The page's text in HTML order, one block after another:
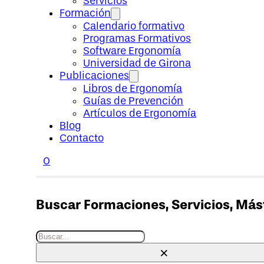
Formación
Calendario formativo
Programas Formativos
Software Ergonomía
Universidad de Girona
Publicaciones
Libros de Ergonomía
Guías de Prevención
Artículos de Ergonomía
Blog
Contacto
0
Buscar Formaciones, Servicios,
Buscar
×